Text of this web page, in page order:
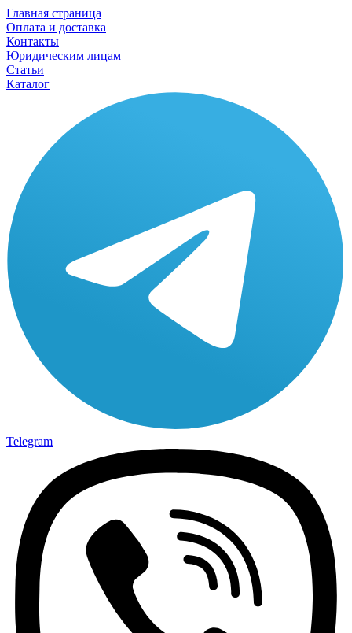
Главная страница
Оплата и доставка
Контакты
Юридическим лицам
Статьи
Каталог
Telegram